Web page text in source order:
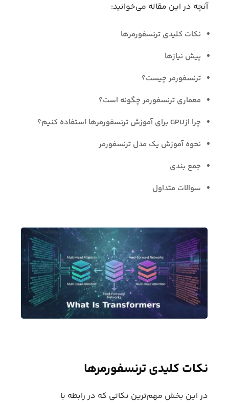
آنچه در این مقاله می‌خوانید:
نکات کلیدی ترنسفورمرها
پیش نیازها
ترنسفورمر چیست؟
معماری ترنسفورمر چگونه است؟
چرا ازGPU برای آموزش ترنسفورمرها استفاده کنیم؟
نحوه آموزش یک مدل ترنسفورمر
جمع بندی
سوالات متداول
نکات کلیدی ترنسفورمرها
در این بخش مهم‌ترین نکاتی که در رابطه با